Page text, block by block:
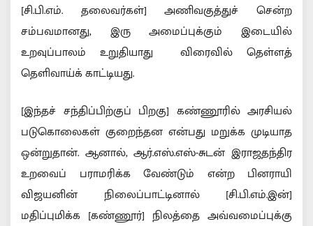
[சி.பி.எம். தலைவர்கள்] அணிவகுத்துச் சென்ற
சம்பவமானது, இரு அமைப்புக்கும் இடையில்
உறவுப்பாலம் உறுதியாது விரைவில் தெள்ளத்
தெளிவாய்க் காட்டியது.
[இந்தச் சந்திப்பிற்குப் பிறகு] கண்ணூரில் அரசியல்
படுகொலைகள் குறைந்தன என்பது மறுக்க முடியாத
ஒன்றுதான். ஆனால், ஆர்.எஸ்.எஸ்-சுடன் இராஜதந்திர
உறவைப் பராமரிக்க வேண்டும் என்ற பினராயி
விஜயனின் நிலைப்பாட்டினால் [சி.பி.எம்.இன்]
மதிப்புமிக்க [கண்ணூர்] நிலத்தை அவ்வமைப்புக்கு